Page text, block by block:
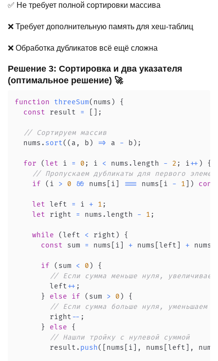
✅ Не требует полной сортировки массива
❌ Требует дополнительную память для хеш-таблиц
❌ Обработка дубликатов всё ещё сложна
Решение 3: Сортировка и два указателя
(оптимальное решение) 🚀
function threeSum( nums )
{
const result = ;
// Сортируем массив
  nums
. sort( ( a , b ) => a - b ) ;
for (let i = 0 ; i < nums .length - 2 ; i++ )
{
// Пропускаем дубликаты для первого
if
( i > 0 && nums i === nums i - 1 )
let left = i + 1 ;
let right = nums .length - 1 ;
while (left < right )
{
const sum = nums i + nums left + nums
if ( sum < 0 )
{
// Если сумма меньше нуля, увеличиваем
        left
++ ;
}
else if ( sum > 0 )
{
// Если сумма больше нуля, уменьшаем
        right
-- ;
}
else
{
// Нашли тройку с нулевой суммой
        result
. push( nums i , nums left , nums